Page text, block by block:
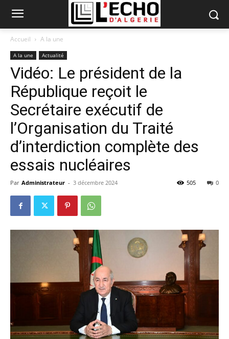
Accueil A la une
A la une Actualité
Vidéo: Le président de la
République reçoit le
Secrétaire exécutif de
l’Organisation du Traité
d’interdiction complète des
essais nucléaires
Par Administrateur - 3 décembre 2024 0
505